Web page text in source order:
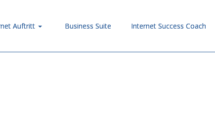
Auftritt Business Suite Internet Success Coach